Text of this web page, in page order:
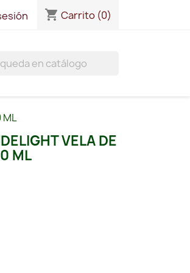
shopping_cart Carrito (0)
ML
VELA DE
ML